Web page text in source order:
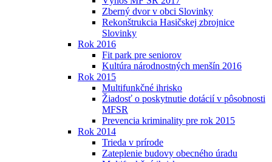
Zberný dvor v obci Slovinky
Rekonštrukcia Hasičskej zbrojnice
Slovinky
Rok 2016
Fit park pre seniorov
Kultúra národnostných menšín 2016
Rok 2015
Multifunkčné ihrisko
Žiadosť o poskytnutie dotácií v pôsobnosti
MFSR
Prevencia kriminality pre rok 2015
Rok 2014
Trieda v prírode
Zateplenie budovy obecného úradu